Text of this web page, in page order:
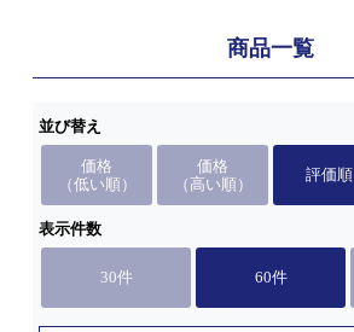
商品一覧
並び替え
価格
（低い順）
価格
（高い順）
評価順
表示件数
30件 60件